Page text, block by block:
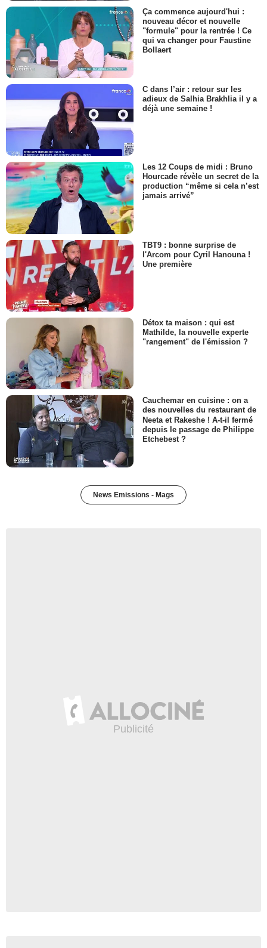
Ça commence aujourd'hui :
nouveau décor et nouvelle
"formule" pour la rentrée ! Ce
qui va changer pour Faustine
Bollaert
C dans l’air : retour sur les
adieux de Salhia Brakhlia il y a
déjà une semaine !
Les 12 Coups de midi : Bruno
Hourcade révèle un secret de la
production “même si cela n’est
jamais arrivé”
TBT9 : bonne surprise de
l'Arcom pour Cyril Hanouna !
Une première
Détox ta maison : qui est
Mathilde, la nouvelle experte
"rangement" de l'émission ?
Cauchemar en cuisine : on a
des nouvelles du restaurant de
Neeta et Rakeshe ! A-t-il fermé
depuis le passage de Philippe
Etchebest ?
News Emissions - Mags